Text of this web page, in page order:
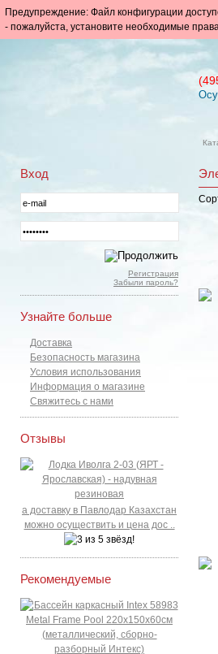
Предупреждение: Файл конфигурации
- пожалуйста, установите необходимые
Вход
Регистрация
Забыли пароль?
Узнайте больше
Доставка
Безопасность магазина
Условия использования
Информация о магазине
Свяжитесь с нами
Отзывы
а доставку в Павлодар Казахстан
можно осуществить и цена дос ..
Рекомендуемые